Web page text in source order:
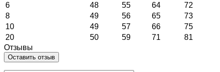
6
48 55 64
72
8
49 56 65
73
10
49 57 66
75
20
50 59 71
81
Отзывы
Оставить отзыв